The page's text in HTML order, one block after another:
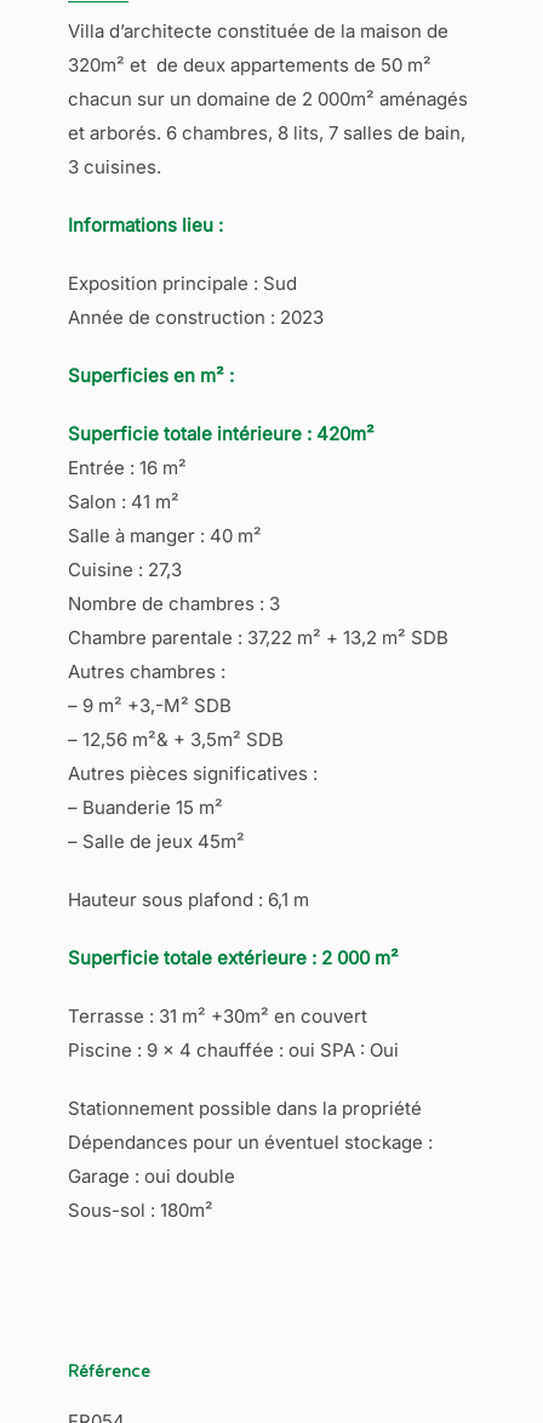
Villa d’architecte constituée de la maison de
320m² et de deux appartements de 50 m²
chacun sur un domaine de 2 000m² aménagés
et arborés. 6 chambres, 8 lits, 7 salles de bain,
3 cuisines.
Informations lieu :
Exposition principale : Sud
Année de construction : 2023
Superficies en m² :
Superficie totale intérieure : 420m²
Entrée : 16 m²
Salon : 41 m²
Salle à manger : 40 m²
Cuisine : 27,3
Nombre de chambres : 3
Chambre parentale : 37,22 m² + 13,2 m² SDB
Autres chambres :
– 9 m² +3,-M² SDB
– 12,56 m²& + 3,5m² SDB
Autres pièces significatives :
– Buanderie 15 m²
– Salle de jeux 45m²
Hauteur sous plafond : 6,1 m
Superficie totale extérieure : 2 000 m²
Terrasse : 31 m² +30m² en couvert
Piscine : 9 x 4 chauffée : oui SPA : Oui
Stationnement possible dans la propriété
Dépendances pour un éventuel stockage :
Garage : oui double
Sous-sol : 180m²
Référence